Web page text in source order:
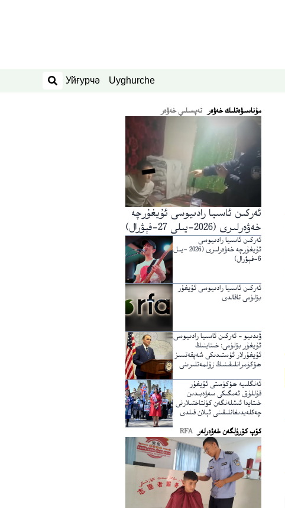
Uyghurche
Уйғурчә
ئىزدەش
ﻣﯘﻧﺎﺳﯩﯟﻩﺗﻠﯩﻚ ﺧﻪﯞﻩﺭ تەپسىلىي خەۋەر
ئەركىن ئاسىيا رادىيوسى ئۇيغۇرچە
خەۋەرلىرى (2026-يىلى 27-فېۋرال)
ئەركىن ئاسىيا رادىيوسى
ئۇيغۇرچە خەۋەرلىرى (2026 -يىل
6-فېۋرال)
ئەركىن ئاسىيا رادىيوسى ئۇيغۇر
بۆلۈمى تاقالدى
ۋىدىيو – ئەركىن ئاسىيا رادىيوسى
ئۇيغۇر بۆلۈمى: خىتاينىڭ
ئۇيغۇرلار ئۈستىدىكى شەپقەتسىز
ھۆكۈمرانلىقىنىڭ زۇلمەتلىرىنى
ئەنگلىيە ھۆكۈمىتى ئۇيغۇر
قۇللۇق ئەمگىكى سەۋەبىدىن
خىتايدا ئىشلەنگەن كۈنتاختىلارنى
چەكلەيدىغانلىقىنى ئېلان قىلدى
كۆپ كۆرۈلگەن خەۋەرلەر
RFA